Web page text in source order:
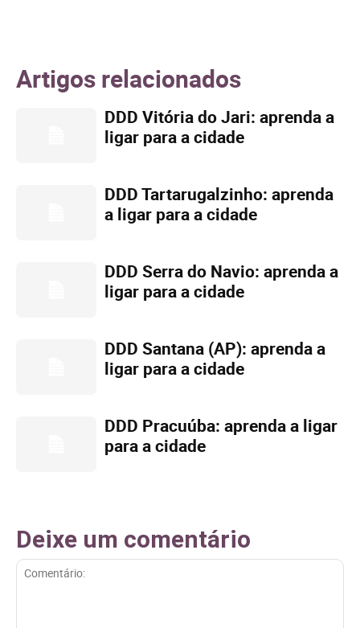
Artigos relacionados
DDD Vitória do Jari: aprenda a
ligar para a cidade
DDD Tartarugalzinho: aprenda
a ligar para a cidade
DDD Serra do Navio: aprenda a
ligar para a cidade
DDD Santana (AP): aprenda a
ligar para a cidade
DDD Pracuúba: aprenda a ligar
para a cidade
Deixe um comentário